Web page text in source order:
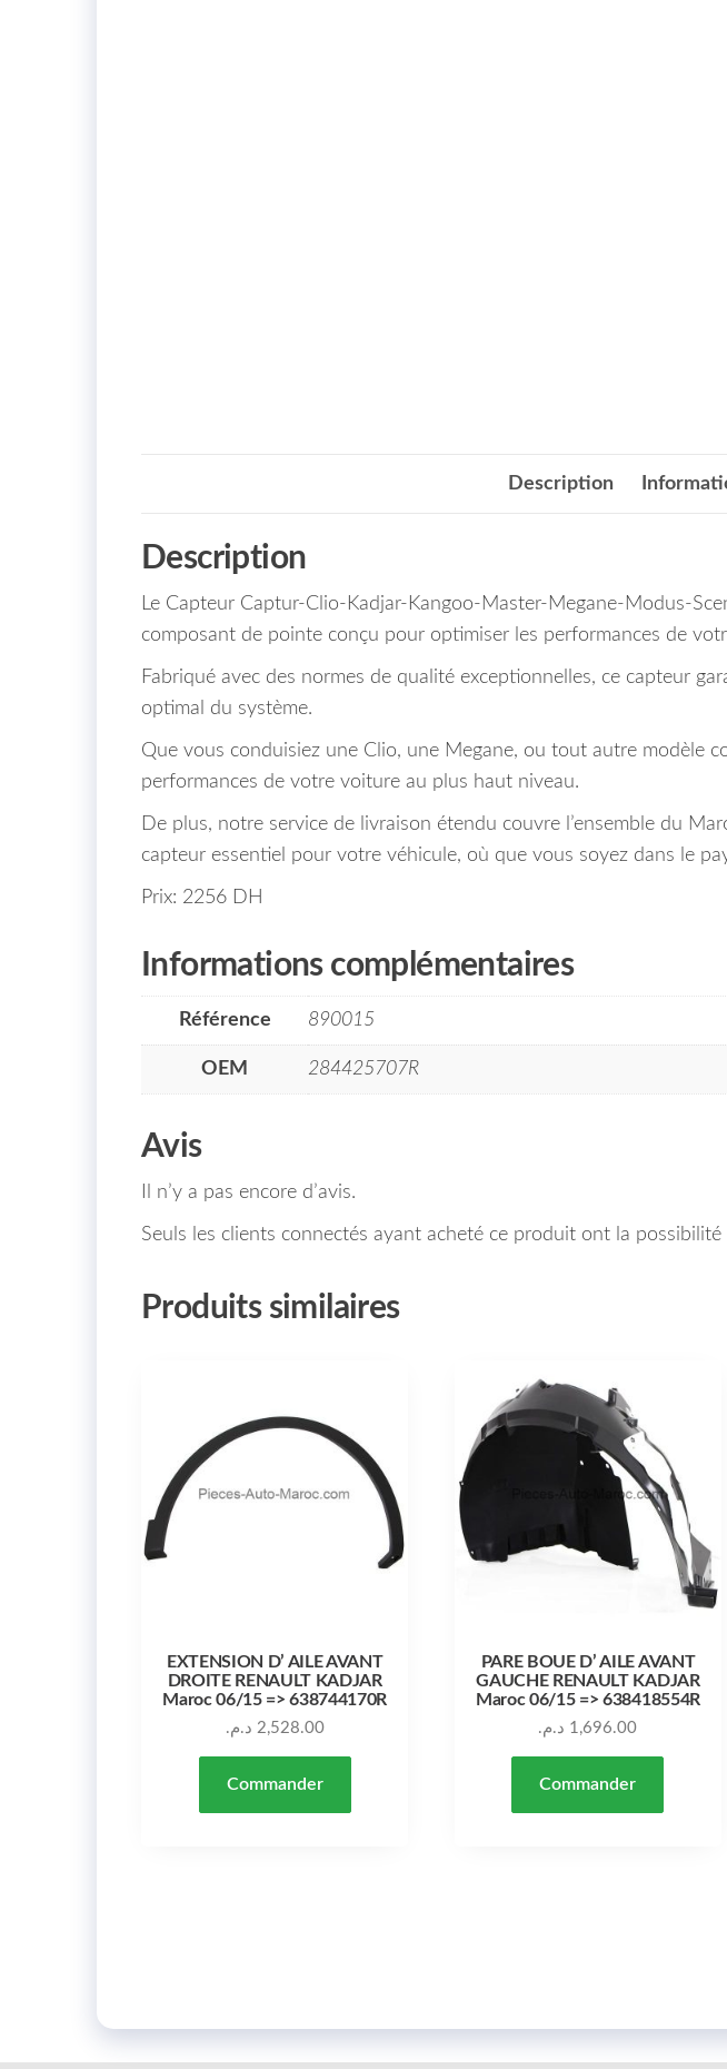
Description
Description
Le Capteur Captur-Clio-Kadjar-Kangoo-Master-Megane-Modus-
composant de pointe conçu pour optimiser les performances de
Fabriqué avec des normes de qualité exceptionnelles, ce capteur
optimal du système.
Que vous conduisiez une Clio, une Megane, ou tout autre modèle
performances de votre voiture au plus haut niveau.
De plus, notre service de livraison étendu couvre l’ensemble du
capteur essentiel pour votre véhicule, où que vous soyez dans le
Prix: 2256 DH
Informations complémentaires
Référence 890015
OEM 284425707R
Avis
Il n’y a pas encore d’avis.
Seuls les clients connectés ayant acheté ce produit ont la possibilité
Produits similaires
EXTENSION D’ AILE AVANT
DROITE RENAULT KADJAR
Maroc 06/15 => 638744170R
2,528.00 د.م.
Commander
PARE BOUE D’ AILE AVANT
GAUCHE RENAULT KADJAR
Maroc 06/15 => 638418554R
1,696.00 د.م.
Commander